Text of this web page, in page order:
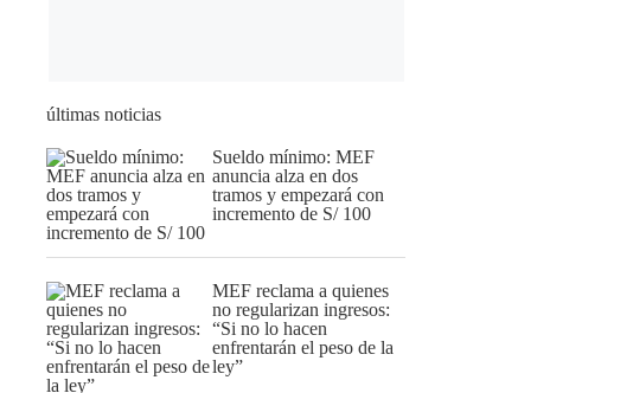
últimas noticias
Sueldo mínimo: MEF
anuncia alza en dos
tramos y empezará con
incremento de S/ 100
MEF reclama a quienes
no regularizan ingresos:
“Si no lo hacen
enfrentarán el peso de la
ley”